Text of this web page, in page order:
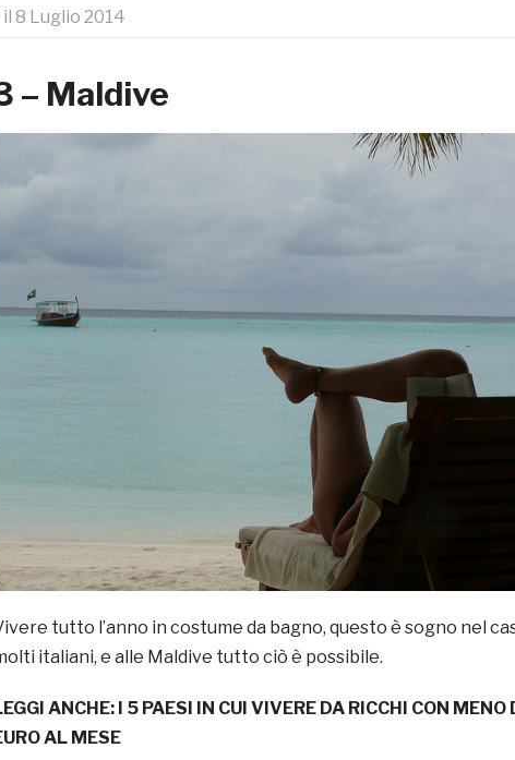
il 8 Luglio 2014
– Maldive
tutto l’anno in costume da bagno, questo è sogno nel
italiani, e alle Maldive tutto ciò è possibile.
ANCHE: I 5 PAESI IN CUI VIVERE DA RICCHI CON
AL MESE